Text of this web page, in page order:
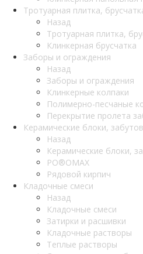
Тротуарная плитка,
Назад
Тротуарная плитка,
Клинкерная брусчатка
Заборы и ограждения
Назад
Заборы и ограждения
Клинкерные колпаки
Полимерно-песчаные
Перекрытие пролета
Керамические блоки,
Назад
Керамические блоки,
PO®OMAX
Рядовой кирпич
Кладочные смеси
Назад
Кладочные смеси
Затирки и расшивки
Кладочные растворы
Теплые растворы